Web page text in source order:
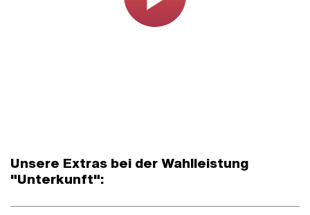
Play
Unsere Extras bei der Wahlleistung
"Unterkunft":